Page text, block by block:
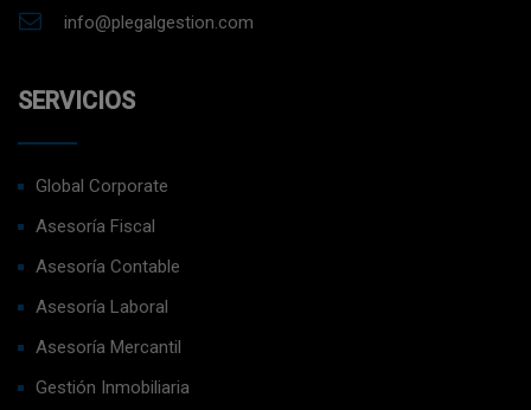
info@plegalgestion.com
SERVICIOS
Global Corporate
Asesoría Fiscal
Asesoría Contable
Asesoría Laboral
Asesoría Mercantil
Gestión Inmobiliaria